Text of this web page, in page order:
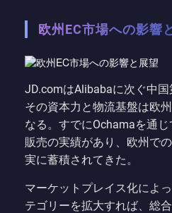
欧州EC市場への影響
JD.comはAlibabaに次ぐ中国
その資本力と物流基盤は欧
なる。すでにOchamaを通
販売の実績があり、欧州で
実に蓄積されてきた。
マーケットプレイス化によ
テゴリーを拡大すれば、総